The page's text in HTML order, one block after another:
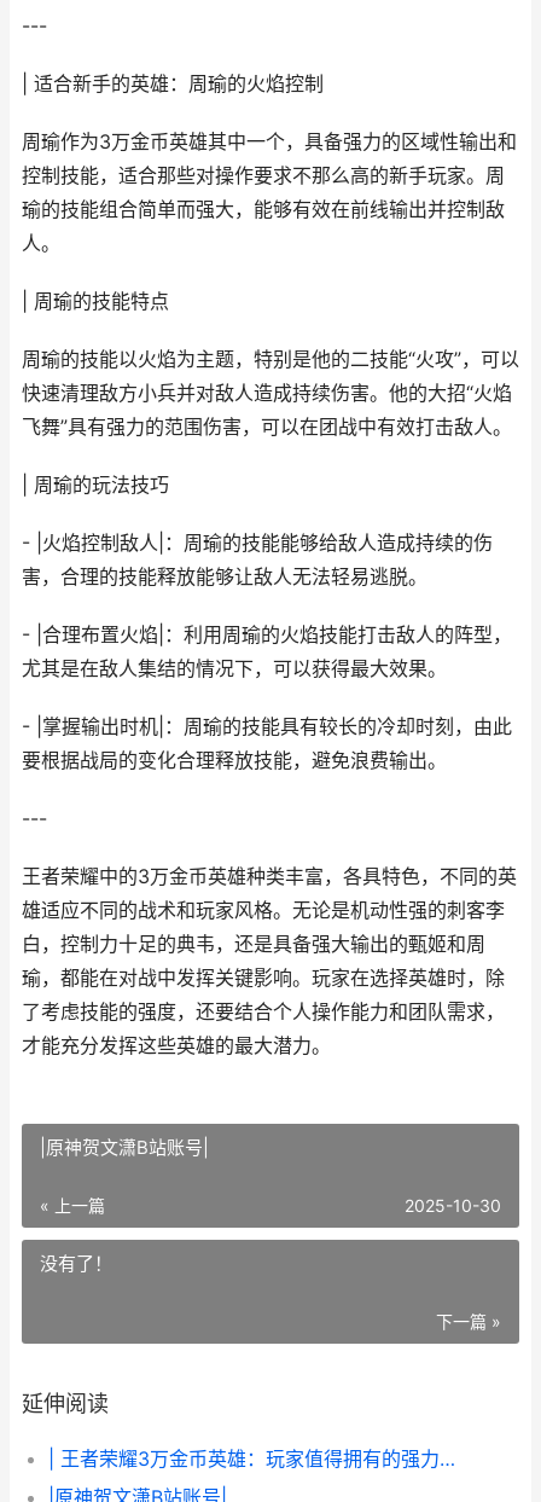
---
| 适合新手的英雄：周瑜的火焰控制
周瑜作为3万金币英雄其中一个，具备强力的区域性输出和
控制技能，适合那些对操作要求不那么高的新手玩家。周
瑜的技能组合简单而强大，能够有效在前线输出并控制敌
人。
| 周瑜的技能特点
周瑜的技能以火焰为主题，特别是他的二技能“火攻”，可以
快速清理敌方小兵并对敌人造成持续伤害。他的大招“火焰
飞舞”具有强力的范围伤害，可以在团战中有效打击敌人。
| 周瑜的玩法技巧
- |火焰控制敌人|：周瑜的技能能够给敌人造成持续的伤
害，合理的技能释放能够让敌人无法轻易逃脱。
- |合理布置火焰|：利用周瑜的火焰技能打击敌人的阵型，
尤其是在敌人集结的情况下，可以获得最大效果。
- |掌握输出时机|：周瑜的技能具有较长的冷却时刻，由此
要根据战局的变化合理释放技能，避免浪费输出。
---
王者荣耀中的3万金币英雄种类丰富，各具特色，不同的英
雄适应不同的战术和玩家风格。无论是机动性强的刺客李
白，控制力十足的典韦，还是具备强大输出的甄姬和周
瑜，都能在对战中发挥关键影响。玩家在选择英雄时，除
了考虑技能的强度，还要结合个人操作能力和团队需求，
才能充分发挥这些英雄的最大潜力。
|原神贺文潇B站账号|
« 上一篇 2025-10-30
没有了！
下一篇 »
延伸阅读
| 王者荣耀3万金币英雄：玩家值得拥有的强力角色
|原神贺文潇B站账号|